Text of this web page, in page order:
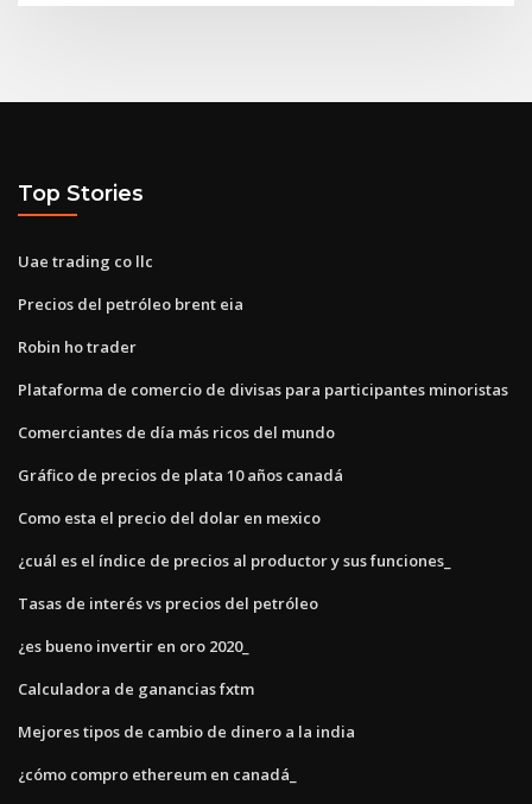
Top Stories
Uae trading co llc
Precios del petróleo brent eia
Robin ho trader
Plataforma de comercio de divisas para participantes minoristas
Comerciantes de día más ricos del mundo
Gráfico de precios de plata 10 años canadá
Como esta el precio del dolar en mexico
¿cuál es el índice de precios al productor y sus funciones_
Tasas de interés vs precios del petróleo
¿es bueno invertir en oro 2020_
Calculadora de ganancias fxtm
Mejores tipos de cambio de dinero a la india
¿cómo compro ethereum en canadá_